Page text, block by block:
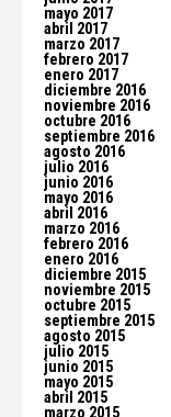
mayo 2017
abril 2017
marzo 2017
febrero 2017
enero 2017
diciembre 2016
noviembre 2016
octubre 2016
septiembre 2016
agosto 2016
julio 2016
junio 2016
mayo 2016
abril 2016
marzo 2016
febrero 2016
enero 2016
diciembre 2015
noviembre 2015
octubre 2015
septiembre 2015
agosto 2015
julio 2015
junio 2015
mayo 2015
abril 2015
marzo 2015